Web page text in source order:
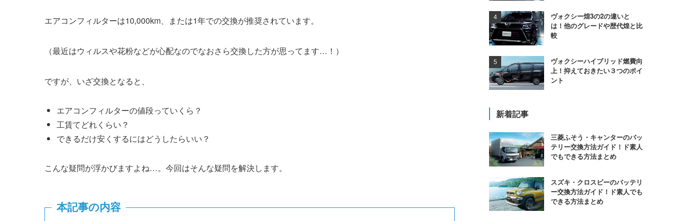
エアコンフィルターは10,000km、または1年での交換が推奨されています。
（最近はウィルスや花粉などが心配なのでなおさら交換した方が思ってます…！）
ですが、いざ交換となると、
エアコンフィルターの値段っていくら？
工賃てどれくらい？
できるだけ安くするにはどうしたらいい？
こんな疑問が浮かびますよね…。今回はそんな疑問を解決します。
本記事の内容
ヴォクシー煌3の2の違いと
は！他のグレードや歴代煌と比
較
ヴォクシーハイブリッド燃費向
上！抑えておきたい３つのポイ
ント
新着記事
三菱ふそう・キャンターのバッ
テリー交換方法ガイド！ド素人
でもできる方法まとめ
スズキ・クロスビーのバッテリ
ー交換方法ガイド！ド素人でも
できる方法まとめ